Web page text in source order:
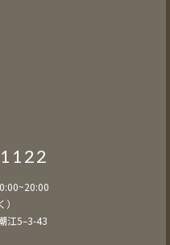
江5–3-43